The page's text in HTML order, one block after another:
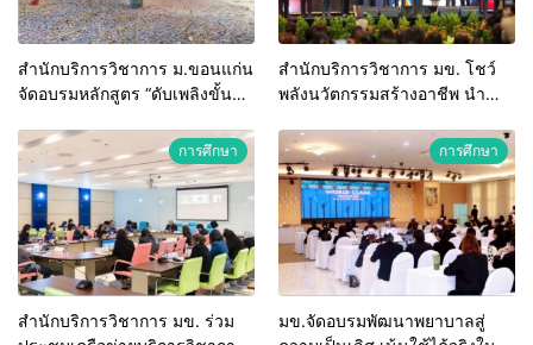
สำนักบริการวิชาการ ม.ขอนแก่น
จัดอบรมหลักสูตร “ดับเพลิงขั้น
ท้องถิ่นรับมืออัคคีภัยตาม
มาตรฐานสากล
สำนักบริการวิชาการ มข. โชว์
พลังนวัตกรรมสร้างอาชีพ นำ
ชาติ NCPD 2026 เปลี่ยน “ผ้า
เหลือ” สู่รายได้ที่ยั่งยืน
การศึกษา
สำนักบริการวิชาการ มข. ร่วม
การศึกษา
มข.จัดอบรมพัฒนาพยาบาลสู่